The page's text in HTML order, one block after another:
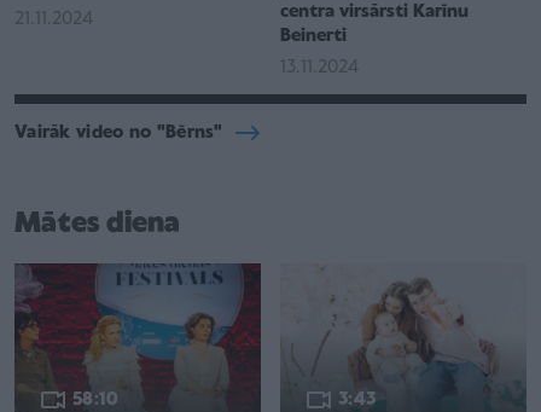
21.11.2024
centra virsārsti Karīnu
Beinerti
13.11.2024
Vairāk video no "Bērns"
Mātes diena
58:10 3:43